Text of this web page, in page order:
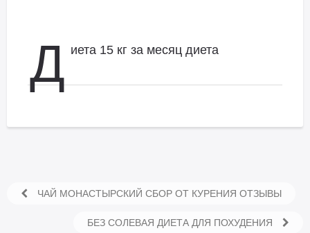
Д иета 15 кг за месяц диета
ЧАЙ МОНАСТЫРСКИЙ СБОР ОТ КУРЕНИЯ ОТЗЫВЫ
БЕЗ СОЛЕВАЯ ДИЕТА ДЛЯ ПОХУДЕНИЯ